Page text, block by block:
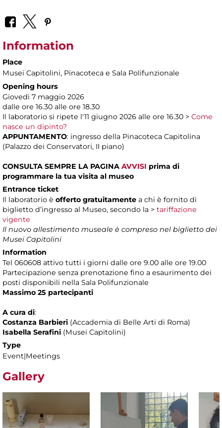
Information
Place
Musei Capitolini, Pinacoteca e Sala Polifunzionale
Opening hours
Giovedì 7 maggio 2026
dalle ore 16.30 alle ore 18.30
Il laboratorio si ripete l'11 giugno 2026 alle ore 16.30 > Come
nasce un dipinto?
APPUNTAMENTO: ingresso della Pinacoteca Capitolina
(Palazzo dei Conservatori, II piano)
CONSULTA SEMPRE LA PAGINA AVVISI prima di
programmare la tua visita al museo
Entrance ticket
Il laboratorio è offerto gratuitamente a chi è fornito di
biglietto d’ingresso al Museo, secondo la > tariffazione
vigente
Il nuovo allestimento museale è compreso nel biglietto dei
Musei Capitolini
Information
Tel 060608 attivo tutti i giorni dalle ore 9.00 alle ore 19.00
Partecipazione senza prenotazione fino a esaurimento dei
posti disponibili nella Sala Polifunzionale
Massimo 25 partecipanti
A cura di:
Costanza Barbieri (Accademia di Belle Arti di Roma)
Isabella Serafini (Musei Capitolini)
Type
Event|Meetings
Gallery